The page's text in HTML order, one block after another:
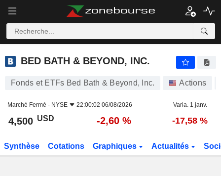
BED BATH & BEYOND, INC.
BED BATH & BEYOND, INC.
Fonds et ETFs Bed Bath & Beyond, Inc. Actions
Marché Fermé - NYSE 22:00:02 06/08/2026 Varia. 1 janv.
4,500 USD -2,60 % -17,58 %
Synthèse Cotations Graphiques Actualités